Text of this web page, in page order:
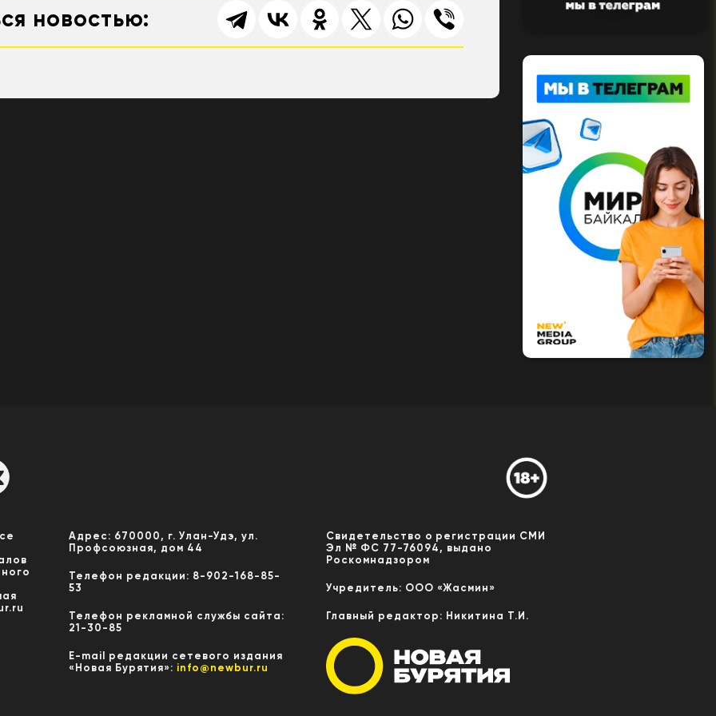
новостью:
Адрес: 670000, г. Улан-Удэ, ул.
Профсоюзная, дом 44
Телефон редакции: 8-902-168-85-
53
Телефон рекламной службы сайта:
21-30-85
E-mail редакции сетевого издания
«Новая Бурятия»: info@newbur.ru
Свидетельство о регистрации СМИ
Эл № ФС 77-76094, выдано
Роскомнадзором
Учредитель: ООО «Жасмин»
Главный редактор: Никитина Т.И.